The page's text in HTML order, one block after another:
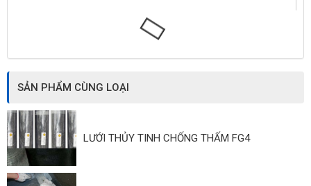
SẢN PHẨM CÙNG LOẠI
LƯỚI THỦY TINH CHỐNG THẤM FG4